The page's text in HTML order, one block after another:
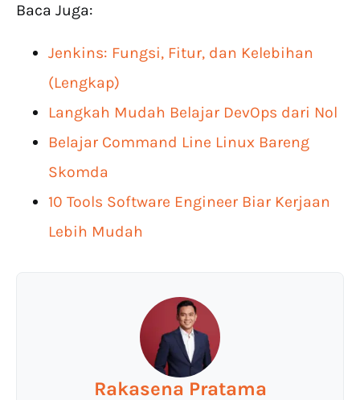
Baca Juga:
Jenkins: Fungsi, Fitur, dan Kelebihan
(Lengkap)
Langkah Mudah Belajar DevOps dari Nol
Belajar Command Line Linux Bareng
Skomda
10 Tools Software Engineer Biar Kerjaan
Lebih Mudah
Rakasena Pratama